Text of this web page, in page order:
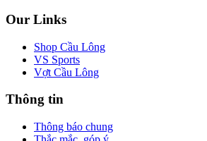
Our Links
Shop Cầu Lông
VS Sports
Vợt Cầu Lông
Thông tin
Thông báo chung